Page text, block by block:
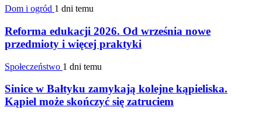
Dom i ogród 1 dni temu
Reforma edukacji 2026. Od września nowe
przedmioty i więcej praktyki
Społeczeństwo 1 dni temu
Sinice w Bałtyku zamykają kolejne kąpieliska.
Kąpiel może skończyć się zatruciem